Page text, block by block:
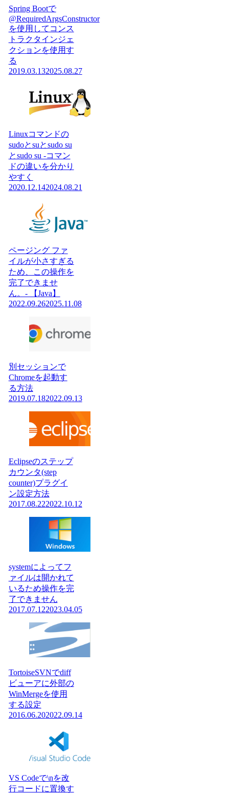
Spring Bootで
@RequiredArgsConstructor
を使用してコンス
トラクタインジェ
クションを使用す
る
2019.03.132025.08.27
Linuxコマンドの
sudoとsuとsudo su
とsudo su -コマン
ドの違いを分かり
やすく
2020.12.142024.08.21
ページング ファ
イルが小さすぎる
ため、この操作を
完了できませ
ん。- 【Java】
2022.09.262025.11.08
別セッションで
Chromeを起動す
る方法
2019.07.182022.09.13
Eclipseのステップ
カウンタ(step
counter)プラグイ
ン設定方法
2017.08.222022.10.12
systemによってフ
ァイルは開かれて
いるため操作を完
了できません
2017.07.122023.04.05
TortoiseSVNでdiff
ビューアに外部の
WinMergeを使用
する設定
2016.06.202022.09.14
VS Codeで\nを改
行コードに置換す